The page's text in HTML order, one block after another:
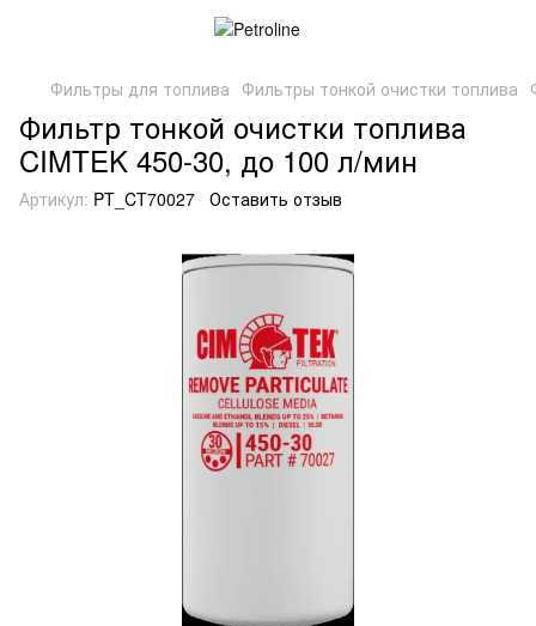
Фильтры для топлива Фильтры тонкой очистки топлива
Фильтр тонкой очистки топлива
CIMTEK 450-30, до 100 л/мин
Артикул: PT_CT70027 Оставить отзыв